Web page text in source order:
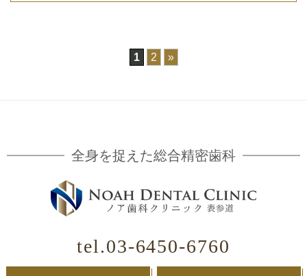
1 2 »
全身を捉えた総合精密歯科
tel.03-6450-6760